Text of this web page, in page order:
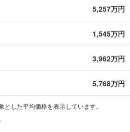
5,257万円
1,545万円
3,962万円
5,768万円
した平均価格を表示しています。